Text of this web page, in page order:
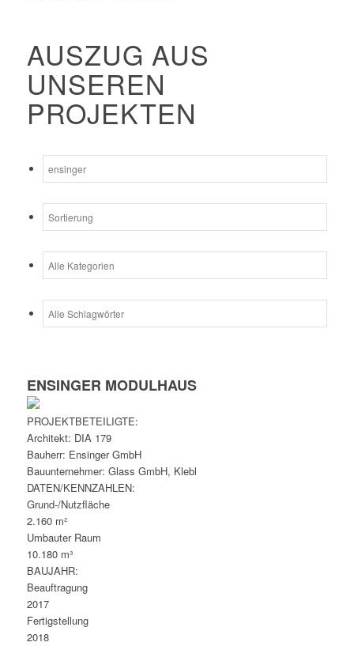
AUSZUG AUS
UNSEREN
PROJEKTEN
ENSINGER MODULHAUS
PROJEKTBETEILIGTE:
Architekt: DIA 179
Bauherr: Ensinger GmbH
Bauunternehmer: Glass GmbH, Klebl
DATEN/KENNZAHLEN:
Grund-/Nutzfläche
2.160 m²
Umbauter Raum
10.180 m³
BAUJAHR:
Beauftragung
2017
Fertigstellung
2018